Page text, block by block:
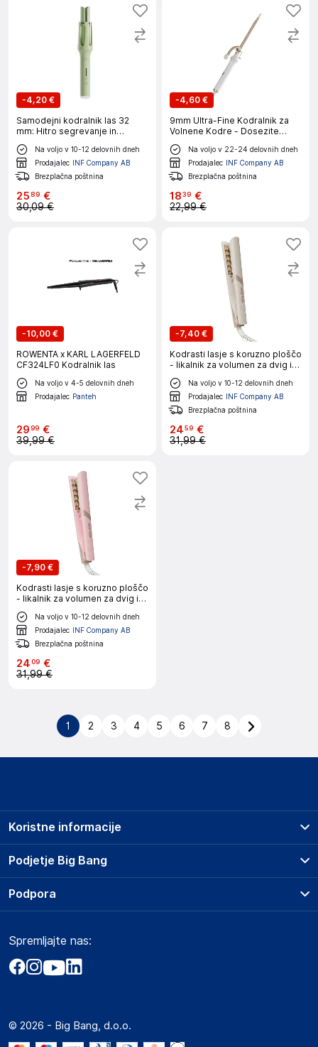
-4,20 €
Samodejni kodralnik las 32
mm: Hitro segrevanje in
lahkotni valovi Green
Na voljo v 10-12 delovnih dneh
Prodajalec INF Company AB
Brezplačna poštnina
2589 €
30,09 €
-4,60 €
9mm Ultra-Fine Kodralnik za
Volnene Kodre - Dosezite
Popolne Retro Kodre
Na voljo v 22-24 delovnih dneh
Prodajalec INF Company AB
Brezplačna poštnina
1839 €
22,99 €
-10,00 €
ROWENTA x KARL LAGERFELD
CF324LF0 Kodralnik las
Na voljo v 4-5 delovnih dneh
Prodajalec Panteh
2999 €
39,99 €
-7,40 €
Kodrasti lasje s koruzno ploščo
- likalnik za volumen za dvig in
oblikovanje Beige
Na voljo v 10-12 delovnih dneh
Prodajalec INF Company AB
Brezplačna poštnina
2459 €
31,99 €
-7,90 €
Kodrasti lasje s koruzno ploščo
- likalnik za volumen za dvig in
oblikovanje Pink
Na voljo v 10-12 delovnih dneh
Prodajalec INF Company AB
Brezplačna poštnina
2409 €
31,99 €
1 2 3 4 5 6 7 8
Podjetje Big Bang
O podjetju
Obvestila za javnost
Akt o digitalnih storitvah
Marketplace za partnerje
Koristne informacije
Prodajna mesta
Storitve
Dostava, vnos in odvoz
Načini plačila
Zavarovanje izdelkov
Podpora
Marketplace
Kako oddati naročilo?
Spremljajte nas:
© 2026 - Big Bang, d.o.o.